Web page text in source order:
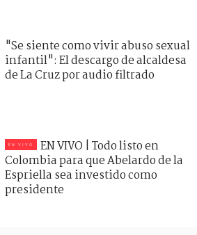
"Se siente como vivir abuso sexual
infantil": El descargo de alcaldesa
de La Cruz por audio filtrado
EN VIVO | Todo listo en
Colombia para que Abelardo de la
Espriella sea investido como
presidente